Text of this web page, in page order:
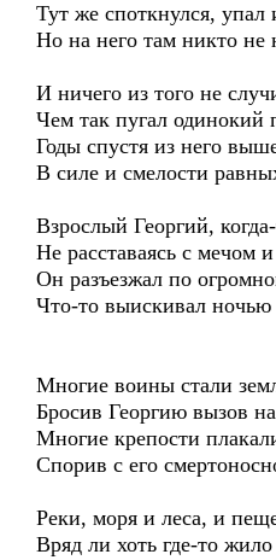
Тут же споткнулся, упал
Но на него там никто не
И ничего из того не
Чем так пугал одинокий
Годы спустя из него
В силе и смелости
Взрослый Георгий,
Не расставаясь с мечом
Он разъезжал по
Что-то выискивал
Многие воины стали
Бросив Георгию вызов
Многие крепости
Cпорив с его
Реки, моря и леса, и
Вряд ли хоть где-то